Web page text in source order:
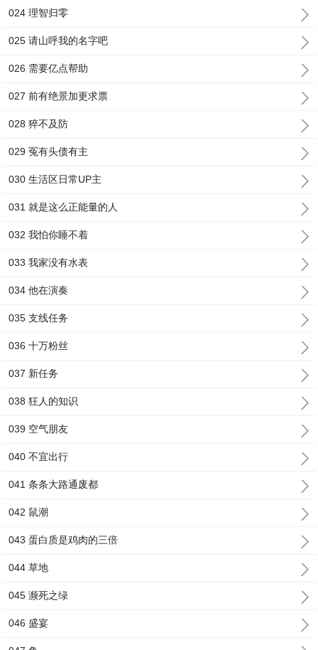
024 理智归零
025 请山呼我的名字吧
026 需要亿点帮助
027 前有绝景加更求票
028 猝不及防
029 冤有头债有主
030 生活区日常UP主
031 就是这么正能量的人
032 我怕你睡不着
033 我家没有水表
034 他在演奏
035 支线任务
036 十万粉丝
037 新任务
038 狂人的知识
039 空气朋友
040 不宜出行
041 条条大路通废都
042 鼠潮
043 蛋白质是鸡肉的三倍
044 草地
045 濒死之绿
046 盛宴